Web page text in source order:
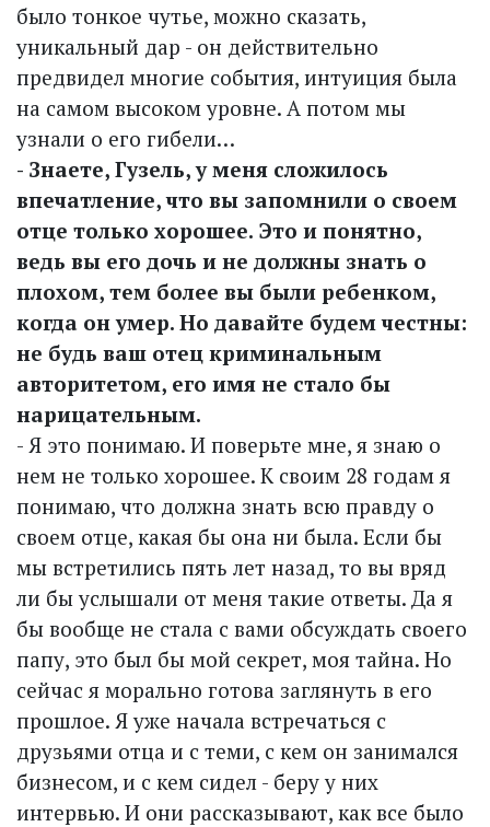
было тонкое чутье, можно сказать,
уникальный дар - он действительно
предвидел многие события, интуиция была
на самом высоком уровне. А потом мы
узнали о его гибели…
- Знаете, Гузель, у меня сложилось
впечатление, что вы запомнили о своем
отце только хорошее. Это и понятно,
ведь вы его дочь и не должны знать о
плохом, тем более вы были ребенком,
когда он умер. Но давайте будем честны:
не будь ваш отец криминальным
авторитетом, его имя не стало бы
нарицательным.
- Я это понимаю. И поверьте мне, я знаю о
нем не только хорошее. К своим 28 годам я
понимаю, что должна знать всю правду о
своем отце, какая бы она ни была. Если бы
мы встретились пять лет назад, то вы вряд
ли бы услышали от меня такие ответы. Да я
бы вообще не стала с вами обсуждать своего
папу, это был бы мой секрет, моя тайна. Но
сейчас я морально готова заглянуть в его
прошлое. Я уже начала встречаться с
друзьями отца и с теми, с кем он занимался
бизнесом, и с кем сидел - беру у них
интервью. И они рассказывают, как все было